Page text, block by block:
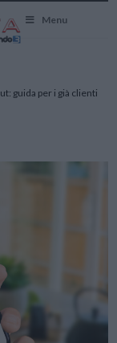
Menu
guida per i già clienti